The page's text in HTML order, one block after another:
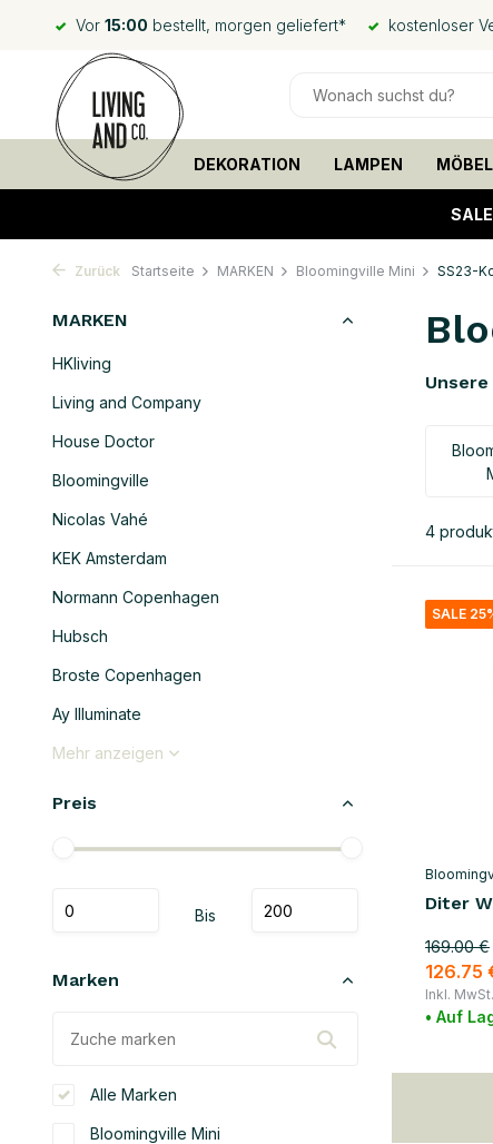
Vor 15:00 bestellt, morgen geliefert* kostenloser
DEKORATION LAMPEN MÖBEL
Zurück Startseite MARKEN Bloomingville Mini SS23-
MARKEN
HKliving
Living and Company
House Doctor
Bloomingville
Nicolas Vahé
KEK Amsterdam
Normann Copenhagen
Hubsch
Broste Copenhagen
Ay Illuminate
Mehr anzeigen
Preis
Bis
Marken
Alle Marken
Bloomingville Mini
4
SALE
Diter
169.00 €
126.75
Inkl. MwSt.
• Auf